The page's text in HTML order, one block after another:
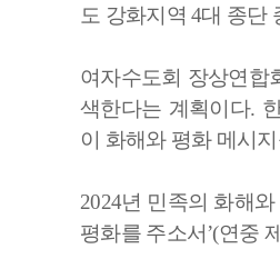
도 강화지역 4대 종단
여자수도회 장상연합
색한다는 계획이다.
이 화해와 평화 메시
2024년 민족의 화해
평화를 주소서’(연중